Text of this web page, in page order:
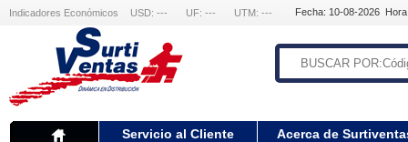
Indicadores Económicos USD: --- UF: --- UTM: --- Fecha: 10-08-2026
Servicio al Cliente Acerca de